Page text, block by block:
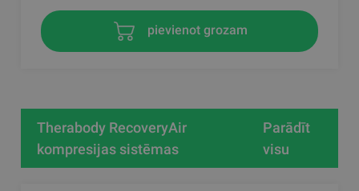
pievienot grozam
Therabody RecoveryAir
kompresijas sistēmas
Parādīt
visu